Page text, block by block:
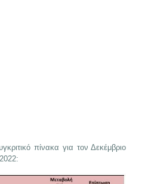
πίνακα για τον Δεκέμβριο